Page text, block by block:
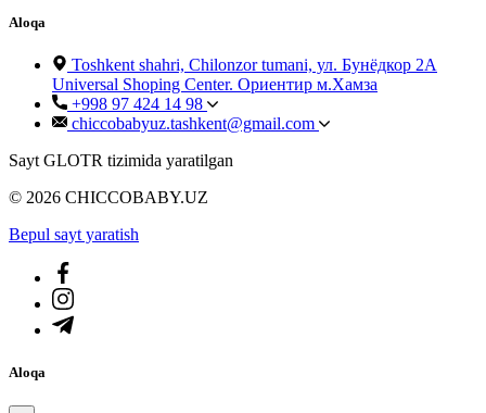
Aloqa
Toshkent shahri, Chilonzor tumani, ул. Бунёдкор 2А
Universal Shoping Center. Ориентир м.Хамза
+998 97 424 14 98
chiccobabyuz.tashkent@gmail.com
Sayt GLOTR tizimida yaratilgan
© 2026 CHICCOBABY.UZ
Bepul sayt yaratish
Aloqa